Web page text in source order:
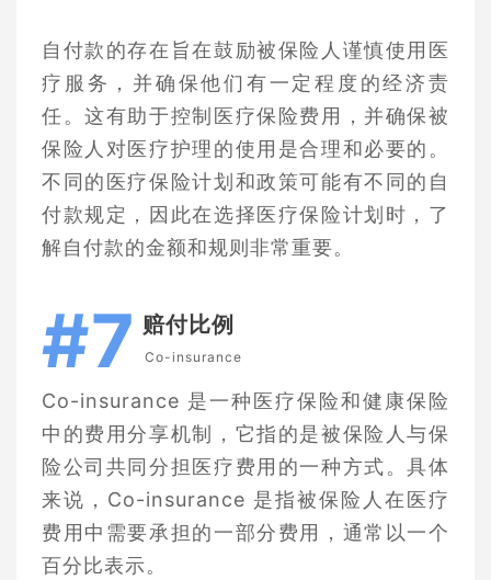
自付款的存在旨在鼓励被保险人谨慎使用医
疗服务，并确保他们有一定程度的经济责
任。这有助于控制医疗保险费用，并确保被
保险人对医疗护理的使用是合理和必要的。
不同的医疗保险计划和政策可能有不同的自
付款规定，因此在选择医疗保险计划时，了
解自付款的金额和规则非常重要。
#7 赔付比例
Co-insurance
Co-insurance 是一种医疗保险和健康保险
中的费用分享机制，它指的是被保险人与保
险公司共同分担医疗费用的一种方式。具体
来说，Co-insurance 是指被保险人在医疗
费用中需要承担的一部分费用，通常以一个
百分比表示。